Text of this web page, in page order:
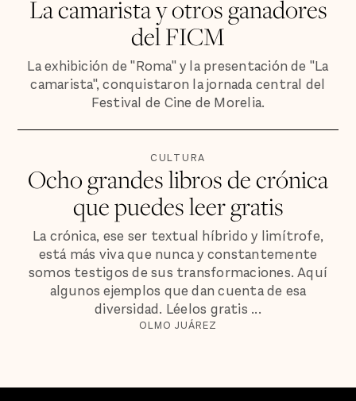
La camarista y otros ganadores
del FICM
La exhibición de "Roma" y la presentación de "La
camarista", conquistaron la jornada central del
Festival de Cine de Morelia.
CULTURA
Ocho grandes libros de crónica
que puedes leer gratis
La crónica, ese ser textual híbrido y limítrofe,
está más viva que nunca y constantemente
somos testigos de sus transformaciones. Aquí
algunos ejemplos que dan cuenta de esa
diversidad. Léelos gratis ...
OLMO JUÁREZ